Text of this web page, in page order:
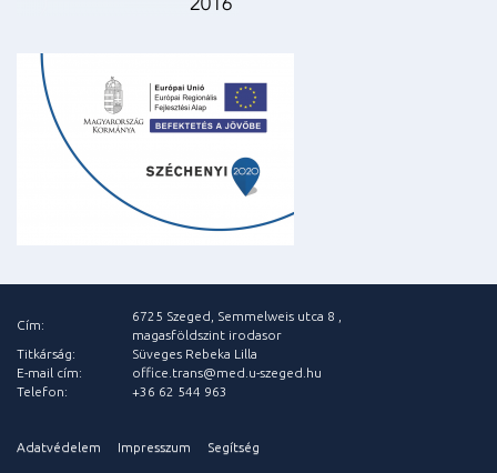
Cím:
6725 Szeged, Semmelweis utca 8 ,
magasföldszint irodasor
Titkárság:
Süveges Rebeka Lilla
E-mail cím:
office.trans@med.u-szeged.hu
Telefon:
+36 62 544 963
Adatvédelem Impresszum Segítség